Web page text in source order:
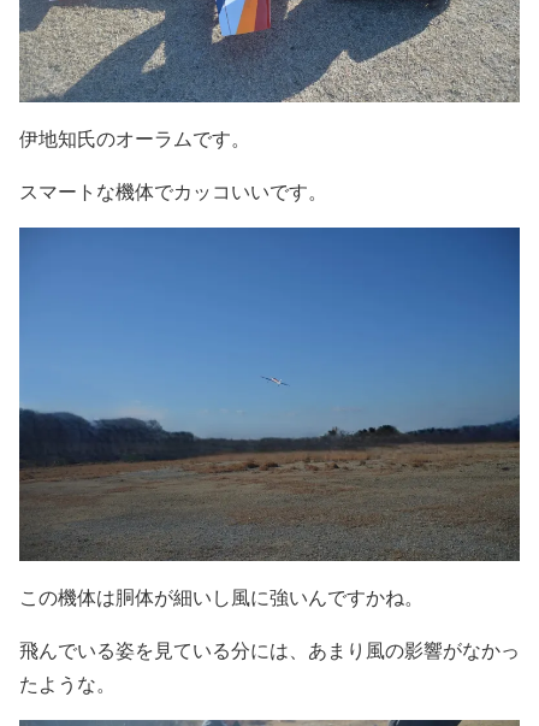
伊地知氏のオーラムです。
スマートな機体でカッコいいです。
この機体は胴体が細いし風に強いんですかね。
飛んでいる姿を見ている分には、あまり風の影響がなかっ
たような。